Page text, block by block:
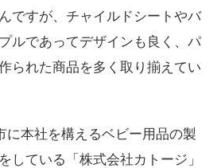
ですが、チャイルドシートやバ
ルであってデザインも良く、パ
られた商品を多く取り揃えてい
に本社を構えるベビー用品の製
している「株式会社カトージ」